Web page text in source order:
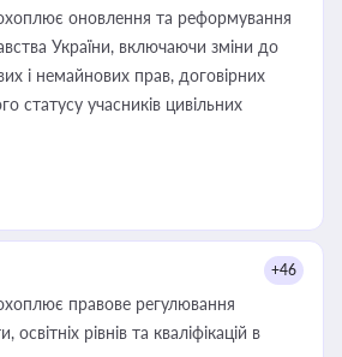
оновлення та реформування
України, включаючи зміни до
і немайнових прав, договірних
статусу учасників цивільних
+46
правове регулювання
рівнів та кваліфікацій в